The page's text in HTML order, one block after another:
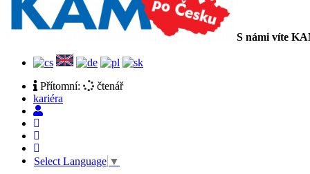
S námi víte
Přítomní:
čtenář
kariéra
Select Language ▼